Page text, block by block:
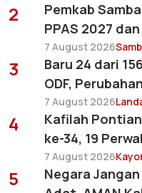
2
Pemkab
PPAS 2027
7 August 2026
3
Baru 24 dari
ODF,
7 August 2026
4
Kafilah
ke-34, 19
7 August 2026
5
Negara